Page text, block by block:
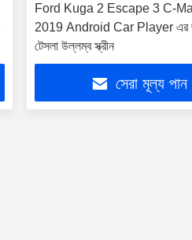
Ford Kuga 2 Escape 3 C-
2019 Android Car Player এর
টেসলা উল্লম্ব স্ক্রীন
সেরা মূল্য পান